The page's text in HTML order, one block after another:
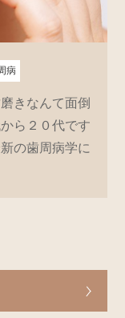
病
きなんて面倒
ら２０代です
の歯周病学に